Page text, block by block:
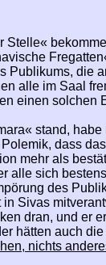
die
alle im Saal
einen solchen
stand,
dass
mehr als
sich
des
Sivas
dran, und er
hätten auch
nichts